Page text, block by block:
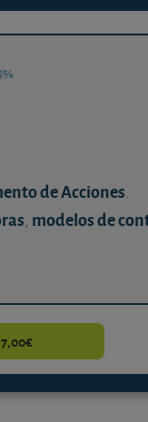
de Acciones.
, modelos de